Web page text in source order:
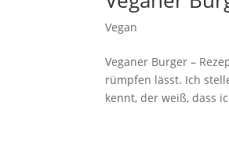
Vegan
Veganer Burger –
rümpfen lässt. Ich
kennt, der weiß, dass